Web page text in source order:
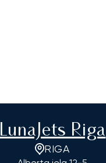
LunaJets Riga
RIGA